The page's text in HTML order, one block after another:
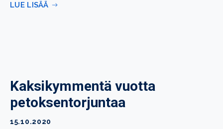
LUE LISÄÄ
Kaksikymmentä vuotta
petoksentorjuntaa
15.10.2020